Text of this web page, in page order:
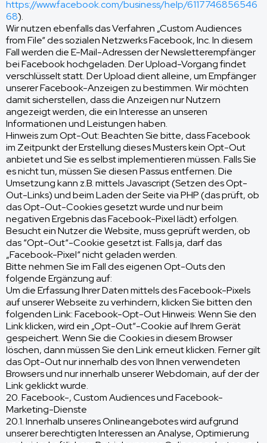
https://www.facebook.com/business/help/6117746856546
68).
Wir nutzen ebenfalls das Verfahren „Custom Audiences
from File“ des sozialen Netzwerks Facebook, Inc. In diesem
Fall werden die E-Mail-Adressen der Newsletterempfänger
bei Facebook hochgeladen. Der Upload-Vorgang findet
verschlüsselt statt. Der Upload dient alleine, um Empfänger
unserer Facebook-Anzeigen zu bestimmen. Wir möchten
damit sicherstellen, dass die Anzeigen nur Nutzern
angezeigt werden, die ein Interesse an unseren
Informationen und Leistungen haben.
Hinweis zum Opt-Out: Beachten Sie bitte, dass Facebook
im Zeitpunkt der Erstellung dieses Musters kein Opt-Out
anbietet und Sie es selbst implementieren müssen. Falls Sie
es nicht tun, müssen Sie diesen Passus entfernen. Die
Umsetzung kann z.B. mittels Javascript (Setzen des Opt-
Out-Links) und beim Laden der Seite via PHP (das prüft, ob
das Opt-Out-Cookies gesetzt wurde und nur beim
negativen Ergebnis das Facebook-Pixel lädt) erfolgen.
Besucht ein Nutzer die Website, muss geprüft werden, ob
das “Opt-Out“-Cookie gesetzt ist. Falls ja, darf das
„Facebook-Pixel“ nicht geladen werden.
Bitte nehmen Sie im Fall des eigenen Opt-Outs den
folgende Ergänzung auf:
Um die Erfassung Ihrer Daten mittels des Facebook-Pixels
auf unserer Webseite zu verhindern, klicken Sie bitten den
folgenden Link: Facebook-Opt-Out Hinweis: Wenn Sie den
Link klicken, wird ein „Opt-Out“-Cookie auf Ihrem Gerät
gespeichert. Wenn Sie die Cookies in diesem Browser
löschen, dann müssen Sie den Link erneut klicken. Ferner gilt
das Opt-Out nur innerhalb des von Ihnen verwendeten
Browsers und nur innerhalb unserer Webdomain, auf der der
Link geklickt wurde.
20. Facebook-, Custom Audiences und Facebook-
Marketing-Dienste
20.1. Innerhalb unseres Onlineangebotes wird aufgrund
unserer berechtigten Interessen an Analyse, Optimierung